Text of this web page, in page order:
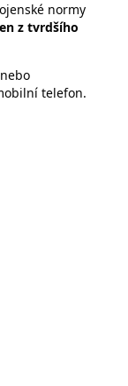
normy
z tvrdšího
telefon.